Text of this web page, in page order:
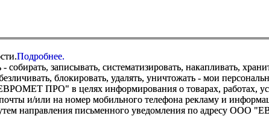
Подробнее.
записывать, систематизировать, накапливать,
блокировать, удалять, уничтожать - мои
ПРО" в целях информирования о товарах, работах,
и/или на номер мобильного телефона рекламу и
направления письменного уведомления по адресу ООО